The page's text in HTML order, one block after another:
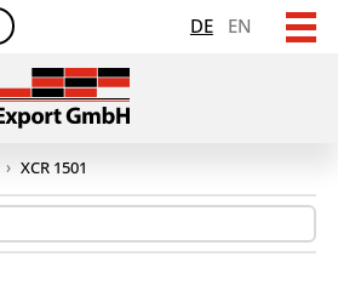
DE EN
› XCR 1501